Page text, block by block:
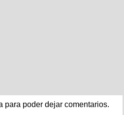
para poder dejar comentarios.